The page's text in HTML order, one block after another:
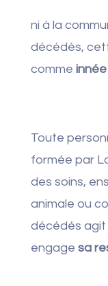
ni à la
décédés,
comme
Toute
formée par
des soins,
animale ou
décédés agit
engage sa